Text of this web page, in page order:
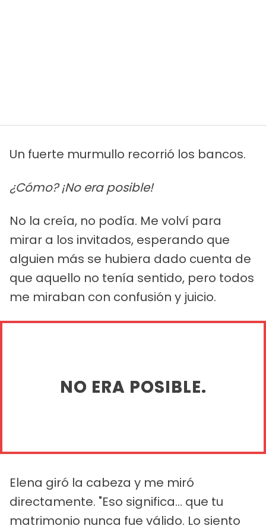
Un fuerte murmullo recorrió los bancos.
¿Cómo? ¡No era posible!
No la creía, no podía. Me volví para
mirar a los invitados, esperando que
alguien más se hubiera dado cuenta de
que aquello no tenía sentido, pero todos
me miraban con confusión y juicio.
NO ERA POSIBLE.
Elena giró la cabeza y me miró
directamente. "Eso significa... que tu
matrimonio nunca fue válido. Lo siento